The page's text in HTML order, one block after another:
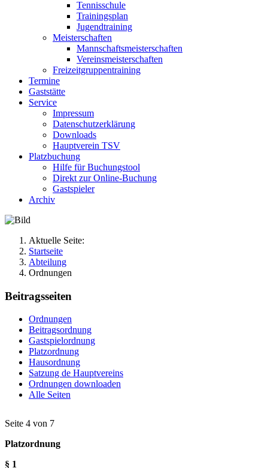
Tennisschule
Trainingsplan
Jugendtraining
Meisterschaften
Mannschaftsmeisterschaften
Vereinsmeisterschaften
Freizeitgruppentraining
Termine
Gaststätte
Service
Impressum
Datenschutzerklärung
Downloads
Hauptverein TSV
Platzbuchung
Hilfe für Buchungstool
Direkt zur Online-Buchung
Gastspieler
Archiv
Aktuelle Seite:
Startseite
Abteilung
Ordnungen
Beitragsseiten
Ordnungen
Beitragsordnung
Gastspielordnung
Platzordnung
Hausordnung
Satzung de Hauptvereins
Ordnungen downloaden
Alle Seiten
Seite 4 von 7
Platzordnung
§ 1